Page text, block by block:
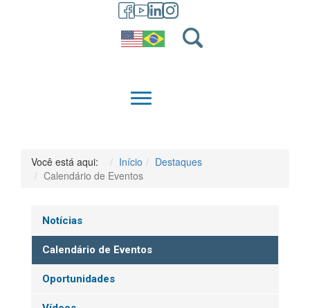
QUEM SOMOS
Você está aqui: Início
Destaques
Calendário de Eventos
Notícias
Calendário de Eventos
Oportunidades